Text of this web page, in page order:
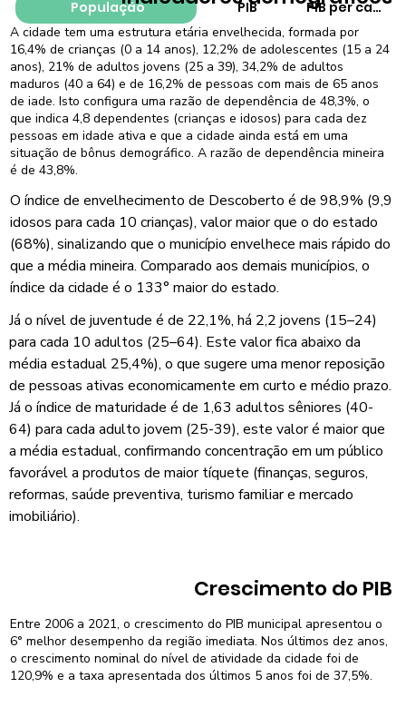
População PIB PIB per capita
A cidade tem uma estrutura etária envelhecida, formada por
16,4% de crianças (0 a 14 anos), 12,2% de adolescentes (15 a 24
anos), 21% de adultos jovens (25 a 39), 34,2% de adultos
maduros (40 a 64) e de 16,2% de pessoas com mais de 65 anos
de iade. Isto configura uma razão de dependência de 48,3%, o
que indica 4,8 dependentes (crianças e idosos) para cada dez
pessoas em idade ativa e que a cidade ainda está em uma
situação de bônus demográfico. A razão de dependência mineira
é de 43,8%.
O índice de envelhecimento de Descoberto é de 98,9% (9,9
idosos para cada 10 crianças), valor maior que o do estado
(68%), sinalizando que o município envelhece mais rápido do
que a média mineira. Comparado aos demais municípios, o
índice da cidade é o 133° maior do estado.
Já o nível de juventude é de 22,1%, há 2,2 jovens (15–24)
para cada 10 adultos (25–64). Este valor fica abaixo da
média estadual 25,4%), o que sugere uma menor reposição
de pessoas ativas economicamente em curto e médio prazo.
Já o índice de maturidade é de 1,63 adultos sêniores (40-
64) para cada adulto jovem (25-39), este valor é maior que
a média estadual, confirmando concentração em um público
favorável a produtos de maior tíquete (finanças, seguros,
reformas, saúde preventiva, turismo familiar e mercado
imobiliário).
Crescimento do PIB
Entre 2006 a 2021, o crescimento do PIB municipal apresentou o
6° melhor desempenho da região imediata. Nos últimos dez anos,
o crescimento nominal do nível de atividade da cidade foi de
120,9% e a taxa apresentada dos últimos 5 anos foi de 37,5%.